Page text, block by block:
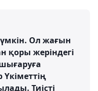
Ол жағын
қоры жеріндегі
Тиісті